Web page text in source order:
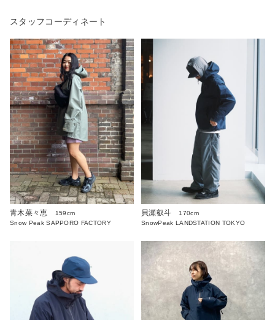
スタッフコーディネート
青木菜々恵
159cm
Snow Peak SAPPORO FACTORY
貝瀬叡斗
170cm
SnowPeak LANDSTATION TOKYO